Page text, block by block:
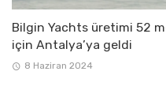
Bilgin Yachts üretimi 52
için Antalya’ya geldi
8 Haziran 2024